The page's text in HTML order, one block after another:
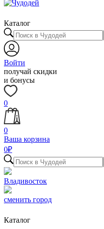
Каталог
Войти
получай скидки
и бонусы
0
0
Ваша корзина
0₽
Владивосток
сменить город
Каталог